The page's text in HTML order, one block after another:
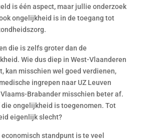
is één aspect, maar jullie onderzoek
ongelijkheid is in de toegang tot
die is zelfs groter dan de
Wie dus diep in West-Vlaanderen
kan misschien wel goed verdienen,
ingrepen naar UZ Leuven
Brabander misschien beter af.
ongelijkheid is toegenomen. Tot
eigenlijk slecht?
standpunt is te veel